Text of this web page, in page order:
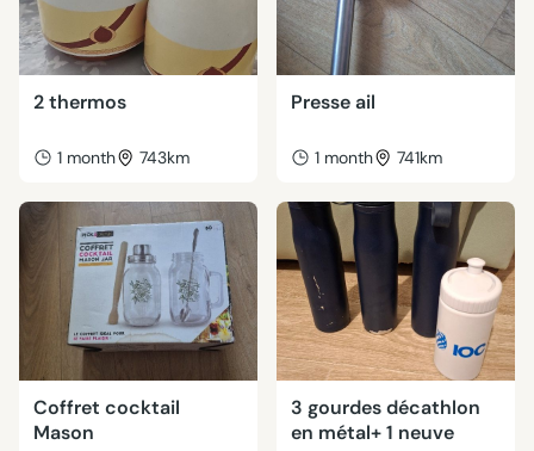
2 thermos
1 month 743km
Presse ail
1 month 741km
Coffret cocktail
Mason
3 gourdes décathlon
en métal+ 1 neuve